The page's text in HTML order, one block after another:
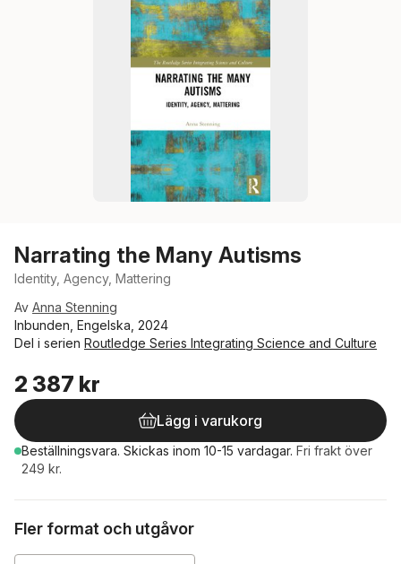
Narrating the Many Autisms
Identity, Agency, Mattering
Av Anna Stenning
Inbunden, Engelska, 2024
Del i serien Routledge Series Integrating Science and Culture
2 387 kr
Lägg i varukorg
Beställningsvara. Skickas inom 10-15 vardagar. Fri frakt över
249 kr.
Fler format och utgåvor